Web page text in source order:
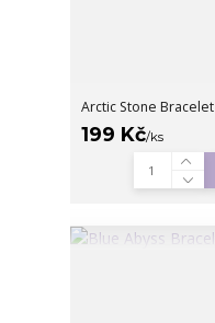
Arctic Stone Bracelet
199 Kč/ks